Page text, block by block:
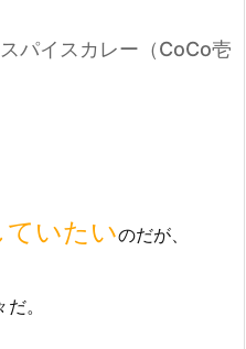

パイスカレー（CoCo壱
いたいのだが、
。